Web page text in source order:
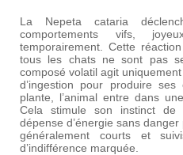
La Nepeta cataria
comportements vifs,
temporairement. Cette
tous les chats ne sont pas
composé volatil agit
d’ingestion pour produire
plante, l’animal entre dans
Cela stimule son instinct
dépense d’énergie sans
généralement courts et
d’indifférence marquée.